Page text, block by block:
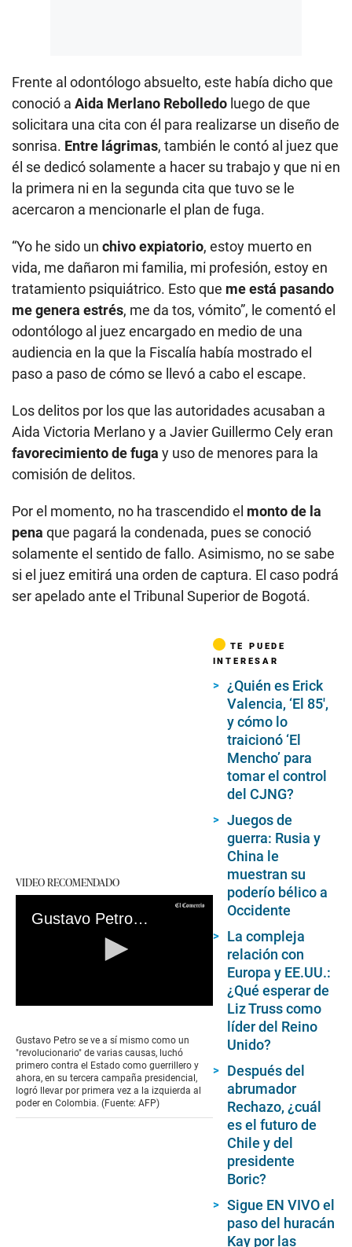
Frente al odontólogo absuelto, este había dicho que
conoció a Aida Merlano Rebolledo luego de que
solicitara una cita con él para realizarse un diseño de
sonrisa. Entre lágrimas, también le contó al juez que
él se dedicó solamente a hacer su trabajo y que ni en
la primera ni en la segunda cita que tuvo se le
acercaron a mencionarle el plan de fuga.
“Yo he sido un chivo expiatorio, estoy muerto en
vida, me dañaron mi familia, mi profesión, estoy en
tratamiento psiquiátrico. Esto que me está pasando
me genera estrés, me da tos, vómito”, le comentó el
odontólogo al juez encargado en medio de una
audiencia en la que la Fiscalía había mostrado el
paso a paso de cómo se llevó a cabo el escape.
Los delitos por los que las autoridades acusaban a
Aida Victoria Merlano y a Javier Guillermo Cely eran
favorecimiento de fuga y uso de menores para la
comisión de delitos.
Por el momento, no ha trascendido el monto de la
pena que pagará la condenada, pues se conoció
solamente el sentido de fallo. Asimismo, no se sabe
si el juez emitirá una orden de captura. El caso podrá
ser apelado ante el Tribunal Superior de Bogotá.
VIDEO RECOMENDADO
Gustavo Petro: El rebelde moderado que llevó a la izquierda al poder en Colombia
of
0
seconds
Gustavo Petro se ve a sí mismo como un
"revolucionario" de varias causas, luchó
primero contra el Estado como guerrillero y
ahora, en su tercera campaña presidencial,
logró llevar por primera vez a la izquierda al
poder en Colombia. (Fuente: AFP)
TE PUEDE
INTERESAR
¿Quién es Erick
Valencia, ‘El 85′,
y cómo lo
traicionó ‘El
Mencho’ para
tomar el control
del CJNG?
Juegos de
guerra: Rusia y
China le
muestran su
poderío bélico a
Occidente
La compleja
relación con
Europa y EE.UU.:
¿Qué esperar de
Liz Truss como
líder del Reino
Unido?
Después del
abrumador
Rechazo, ¿cuál
es el futuro de
Chile y del
presidente
Boric?
Sigue EN VIVO el
paso del huracán
Kay por las